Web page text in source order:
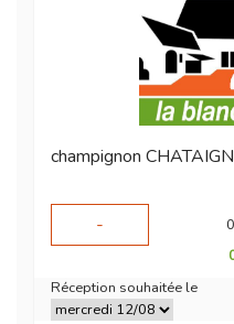
champignon
-
Réception souhaitée le